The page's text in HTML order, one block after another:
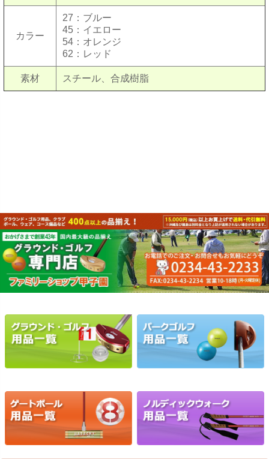
カラー
27：ブルー
45：イエロー
54：オレンジ
62：レッド
素材 スチール、合成樹脂